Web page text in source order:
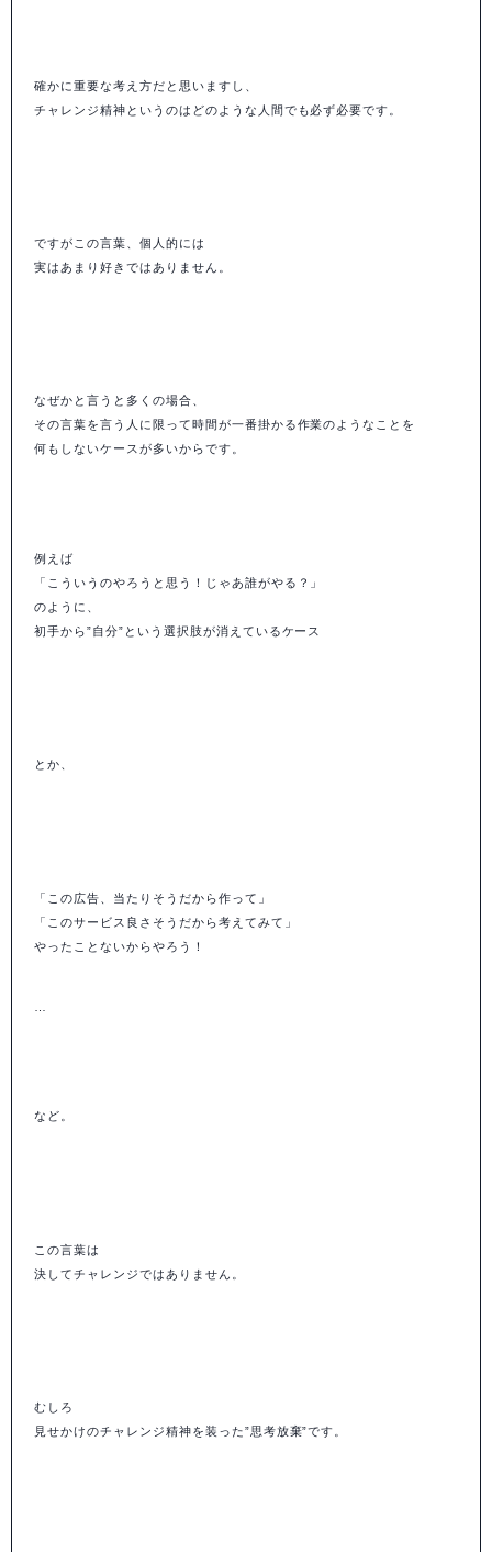
確かに重要な考え方だと思いますし、
チャレンジ精神というのはどのような人間でも必ず必要です。
ですがこの言葉、個人的には
実はあまり好きではありません。
なぜかと言うと多くの場合、
その言葉を言う人に限って 時間が一番掛かる作業のようなことを
何もしないケースが多いからです。
例えば
「こういうのやろうと思う！じゃあ誰がやる？」
のように、
初手から”自分”という選択肢が消えているケース
とか、
「この広告、当たりそうだから作って」
「このサービス良さそうだから考えてみて」
やったことないからやろう！
など。
この言葉は
決してチャレンジではありません。
むしろ
見せかけのチャレンジ精神を装った”思考放棄”です。